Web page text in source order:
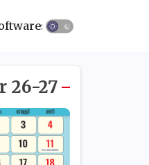
26-27